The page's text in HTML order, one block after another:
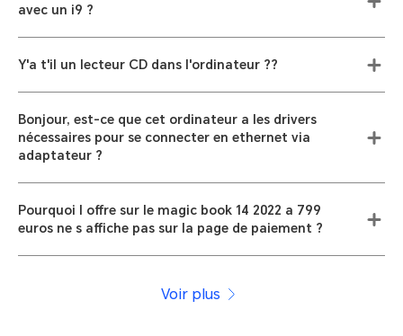
avec un i9 ?
Y'a t'il un lecteur CD dans l'ordinateur ??
Bonjour, est-ce que cet ordinateur a les drivers
nécessaires pour se connecter en ethernet via
adaptateur ?
Pourquoi l offre sur le magic book 14 2022 a 799
euros ne s affiche pas sur la page de paiement ?
Voir plus